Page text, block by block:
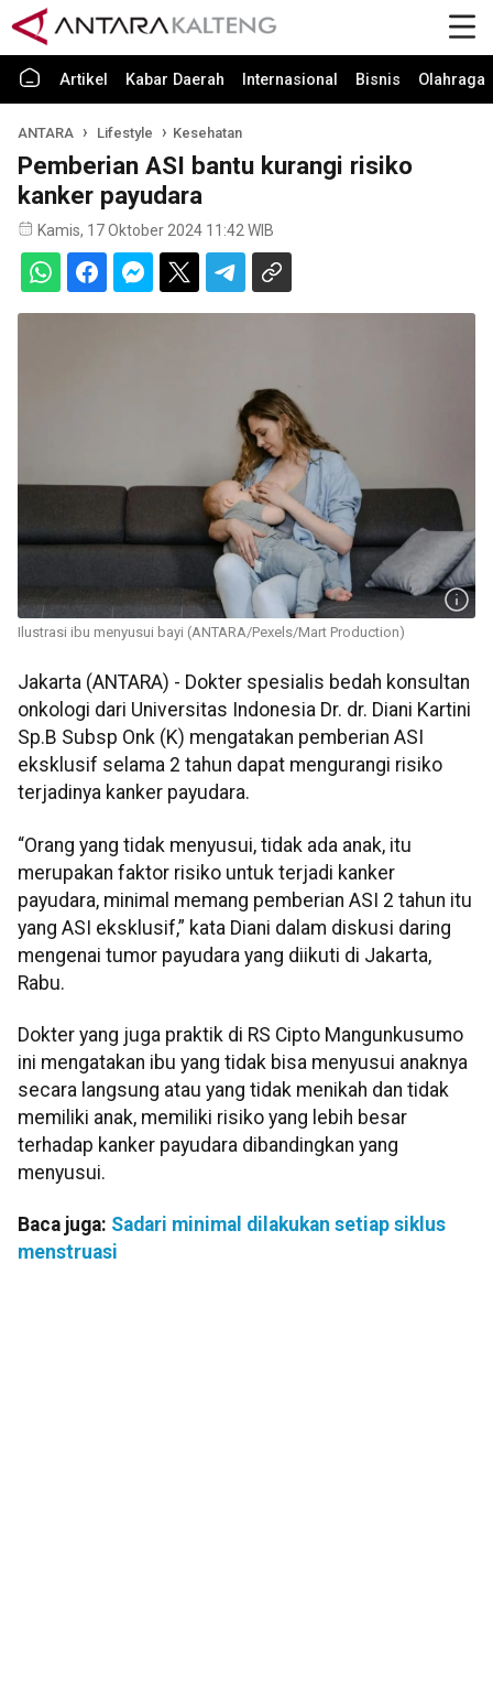
Artikel Kabar Daerah Internasional Bisnis Olahraga
ANTARA Lifestyle Kesehatan
Pemberian ASI bantu kurangi risiko
kanker payudara
Kamis, 17 Oktober 2024 11:42 WIB
Ilustrasi ibu menyusui bayi (ANTARA/Pexels/Mart Production)
Jakarta (ANTARA) - Dokter spesialis bedah konsultan
onkologi dari Universitas Indonesia Dr. dr. Diani Kartini
Sp.B Subsp Onk (K) mengatakan pemberian ASI
eksklusif selama 2 tahun dapat mengurangi risiko
terjadinya kanker payudara.
“Orang yang tidak menyusui, tidak ada anak, itu
merupakan faktor risiko untuk terjadi kanker
payudara, minimal memang pemberian ASI 2 tahun itu
yang ASI eksklusif,” kata Diani dalam diskusi daring
mengenai tumor payudara yang diikuti di Jakarta,
Rabu.
Dokter yang juga praktik di RS Cipto Mangunkusumo
ini mengatakan ibu yang tidak bisa menyusui anaknya
secara langsung atau yang tidak menikah dan tidak
memiliki anak, memiliki risiko yang lebih besar
terhadap kanker payudara dibandingkan yang
menyusui.
Baca juga: Sadari minimal dilakukan setiap siklus
menstruasi